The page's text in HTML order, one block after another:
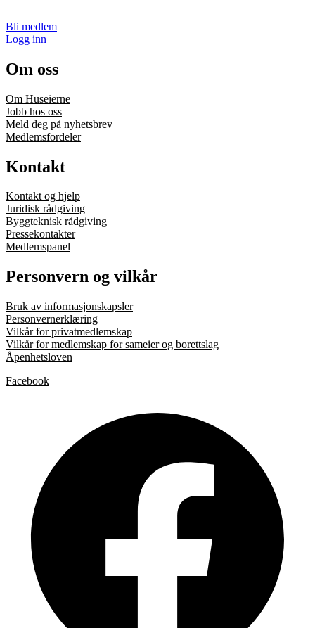
Bli medlem
Logg inn
Om oss
Om Huseierne
Jobb hos oss
Meld deg på nyhetsbrev
Medlemsfordeler
Kontakt
Kontakt og hjelp
Juridisk rådgiving
Byggteknisk rådgiving
Pressekontakter
Medlemspanel
Personvern og vilkår
Bruk av informasjonskapsler
Personvernerklæring
Vilkår for privatmedlemskap
Vilkår for medlemskap for sameier og borettslag
Åpenhetsloven
Facebook